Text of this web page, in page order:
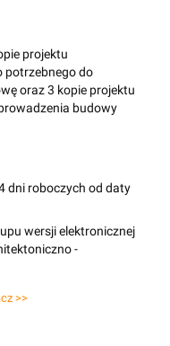
projektu
potrzebnego do
oraz 3 kopie projektu
budowy
dni roboczych od daty
wersji elektronicznej
-
>>